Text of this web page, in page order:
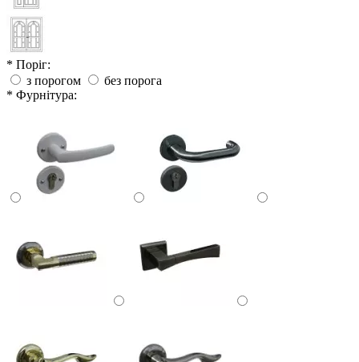
* Поріг:
з порогом
без порога
* Фурнітура: